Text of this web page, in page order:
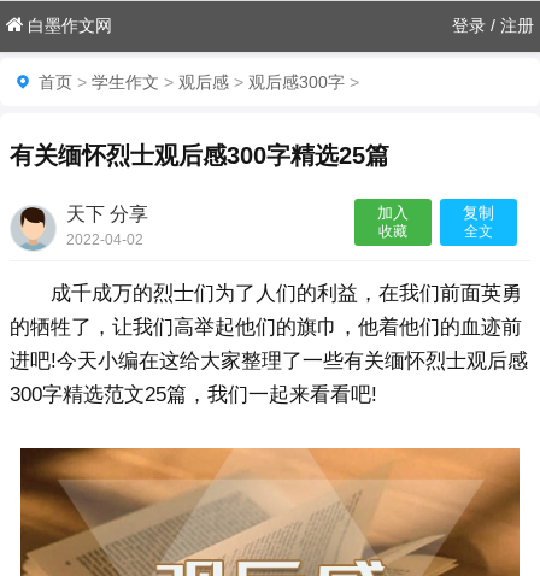
白墨作文网 登录 / 注册
首页 > 学生作文 > 观后感 > 观后感300字 >
有关缅怀烈士观后感300字精选25篇
天下 分享
2022-04-02
加入
收藏
复制
全文
成千成万的烈士们为了人们的利益，在我们前面英勇
的牺牲了，让我们高举起他们的旗巾，他着他们的血迹前
进吧!今天小编在这给大家整理了一些有关缅怀烈士观后感
300字精选范文25篇，我们一起来看看吧!